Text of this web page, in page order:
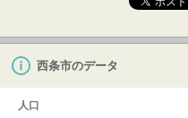
西条市のデータ
人口